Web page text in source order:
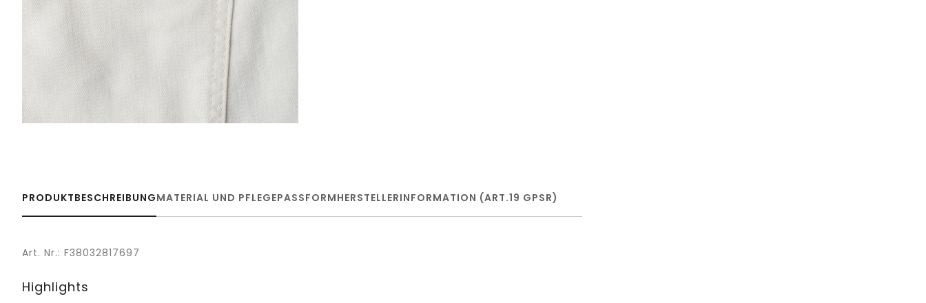
PRODUKTBESCHREIBUNGMATERIAL UND PFLEGEPASSFORMHERSTELLERINFORMATION (ART.19 GPSR)
Art. Nr.: F38032817697
Highlights